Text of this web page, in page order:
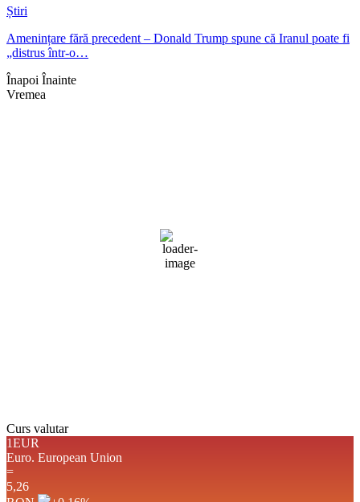
Știri
Amenințare fără precedent – Donald Trump spune că Iranul poate fi
„distrus într-o…
Înapoi Înainte
Vremea
88 %
1017 mb
1 mph
Rafală vânturi:
Curs valutar
1EUR
Euro. European Union
=
5,26